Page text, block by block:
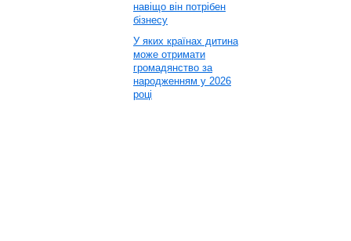
навіщо він потрібен
бізнесу
У яких країнах дитина
може отримати
громадянство за
народженням у 2026
році